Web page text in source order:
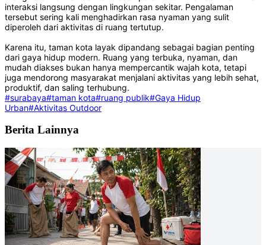
interaksi langsung dengan lingkungan sekitar. Pengalaman
tersebut sering kali menghadirkan rasa nyaman yang sulit
diperoleh dari aktivitas di ruang tertutup.
Karena itu, taman kota layak dipandang sebagai bagian penting
dari gaya hidup modern. Ruang yang terbuka, nyaman, dan
mudah diakses bukan hanya mempercantik wajah kota, tetapi
juga mendorong masyarakat menjalani aktivitas yang lebih sehat,
produktif, dan saling terhubung.
#surabaya#taman kota#ruang publik#Gaya Hidup
Urban#Aktivitas Outdoor
Berita Lainnya